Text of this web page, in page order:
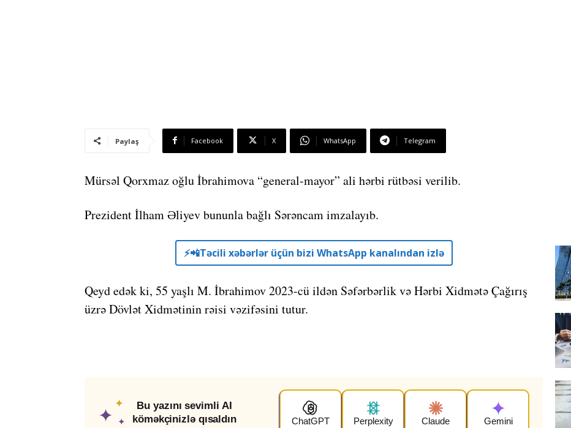
Paylaş Facebook X WhatsApp Telegram
Mürsəl Qorxmaz oğlu İbrahimova “general-mayor” ali hərbi rütbəsi verilib.
Prezident İlham Əliyev bununla bağlı Sərəncam imzalayıb.
⚡️📲Təcili xəbərlər üçün bizi WhatsApp kanalından izlə
Qeyd edək ki, 55 yaşlı M. İbrahimov 2023-cü ildən Səfərbərlik və Hərbi Xidmətə Çağırış
üzrə Dövlət Xidmətinin rəisi vəzifəsini tutur.
✦
✦
✦
Bu yazını sevimli AI
köməkçinizlə qısaldın
ChatGPT Perplexity Claude Gemini